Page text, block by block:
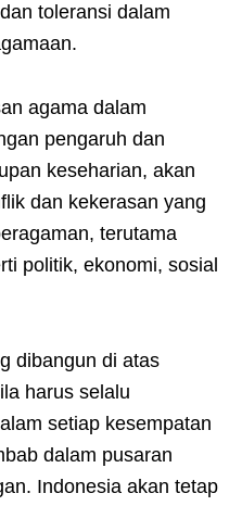
toleransi dalam
agama dalam
pengaruh dan
keseharian, akan
dan kekerasan yang
terutama
politik, ekonomi, sosial
dibangun di atas
harus selalu
setiap kesempatan
dalam pusaran
Indonesia akan tetap